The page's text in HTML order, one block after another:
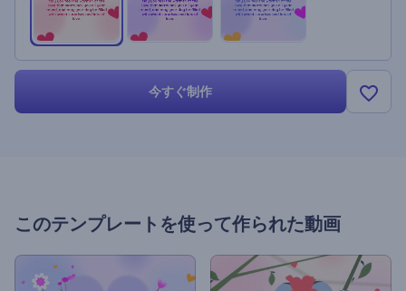
今すぐ制作
このテンプレートを使って作られた動画